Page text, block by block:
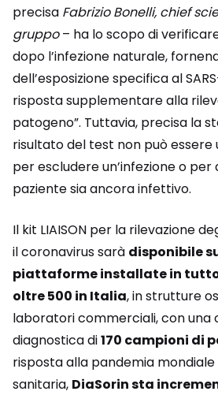
precisa Fabrizio Bonelli, chief
gruppo– ha lo scopo di
dopo l’infezione naturale,
dell’esposizione specifica al
risposta supplementare alla
patogeno”. Tuttavia, precisa la
risultato del test non può essere
per escludere un’infezione o
paziente sia ancora infettivo.
Il kit LIAISON per la rilevazione
il coronavirus sarà disponibile
piattaforme installate in
oltre 500 in Italia, in strutture
laboratori commerciali, con una
diagnostica di170 campioni di
risposta alla pandemia mondiale
sanitaria, DiaSorin sta